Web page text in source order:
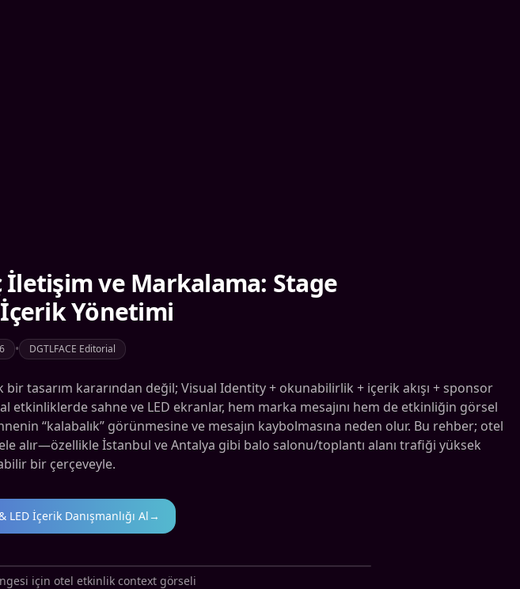
ve Markalama: Stage
Yönetimi
• DGTLFACE Editorial
tasarım kararından değil; Visual Identity + okunabilirlik + içerik akışı + sponsor
sahne ve LED ekranlar, hem marka mesajını hem de etkinliğin görsel
“kalabalık” görünmesine ve mesajın kaybolmasına neden olur. Bu rehber; otel
alır—özellikle İstanbul ve Antalya gibi balo salonu/toplantı alanı trafiği yüksek
bir çerçeveyle.
İçerik Danışmanlığı Al→
için otel etkinlik context görseli